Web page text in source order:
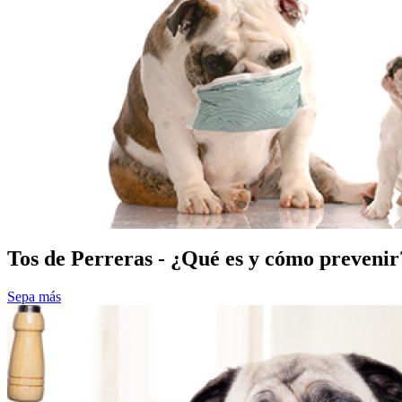
Tos de Perreras - ¿Qué es y cómo
Sepa más